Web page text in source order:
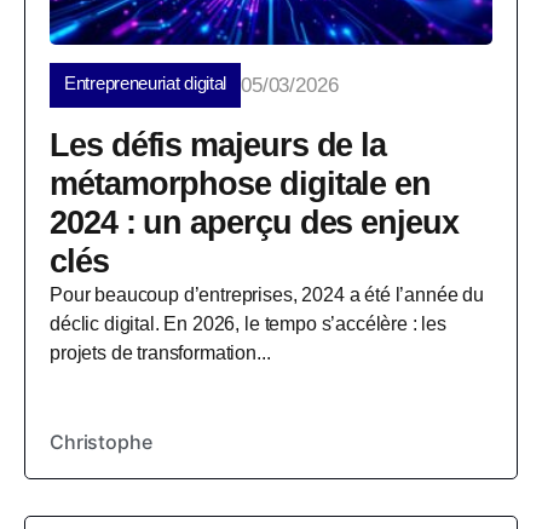
Entrepreneuriat digital 05/03/2026
Les défis majeurs de la
métamorphose digitale en
2024 : un aperçu des enjeux
clés
Pour beaucoup d’entreprises, 2024 a été l’année du
déclic digital. En 2026, le tempo s’accélère : les
projets de transformation...
Christophe